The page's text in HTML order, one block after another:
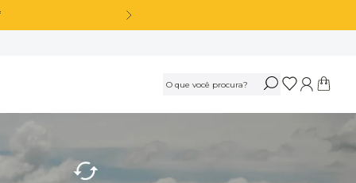
Calça Legging Cós Alto Sem Costura Azul Marinho Navy